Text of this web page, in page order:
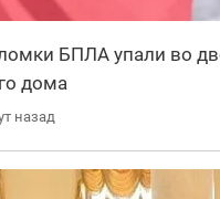
БПЛА упали во
дома
назад